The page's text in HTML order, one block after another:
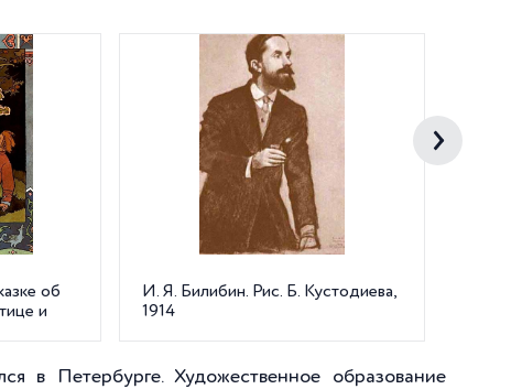
об
и
И. Я. Билибин. Рис. Б. Кустодиева,
1914
в Петербурге. Художественное образование